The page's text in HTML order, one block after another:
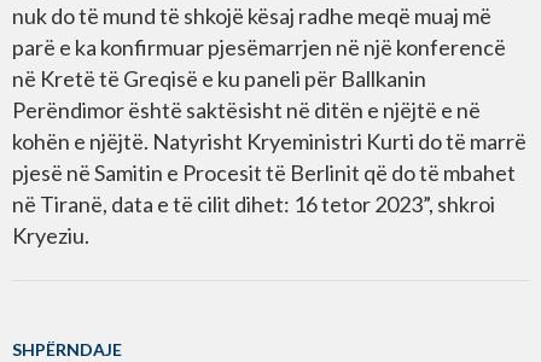
nuk do të mund të shkojë kësaj radhe meqë muaj më
parë e ka konfirmuar pjesëmarrjen në një konferencë
në Kretë të Greqisë e ku paneli për Ballkanin
Perëndimor është saktësisht në ditën e njëjtë e në
kohën e njëjtë. Natyrisht Kryeministri Kurti do të marrë
pjesë në Samitin e Procesit të Berlinit që do të mbahet
në Tiranë, data e të cilit dihet: 16 tetor 2023”, shkroi
Kryeziu.
SHPËRNDAJE